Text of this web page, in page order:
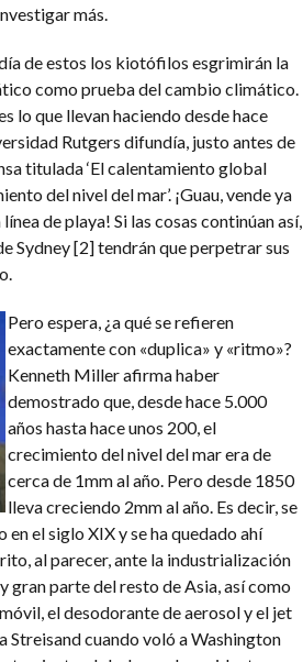
más.
de estos los kiotófilos esgrimirán la
como prueba del cambio climático.
lo que llevan haciendo desde hace
Rutgers difundía, justo antes de
titulada ‘El calentamiento global
del nivel del mar’. ¡Guau, vende ya
de playa! Si las cosas continúan así,
Sydney [2] tendrán que perpetrar sus
Pero espera, ¿a qué se refieren
exactamente con «duplica» y «ritmo»?
Kenneth Miller afirma haber
demostrado que, desde hace 5.000
años hasta hace unos 200, el
crecimiento del nivel del mar era de
cerca de 1mm al año. Pero desde 1850
lleva creciendo 2mm al año. Es decir, se
el siglo XIX y se ha quedado ahí
al parecer, ante la industrialización
gran parte del resto de Asia, así como
el desodorante de aerosol y el jet
cuando voló a Washington